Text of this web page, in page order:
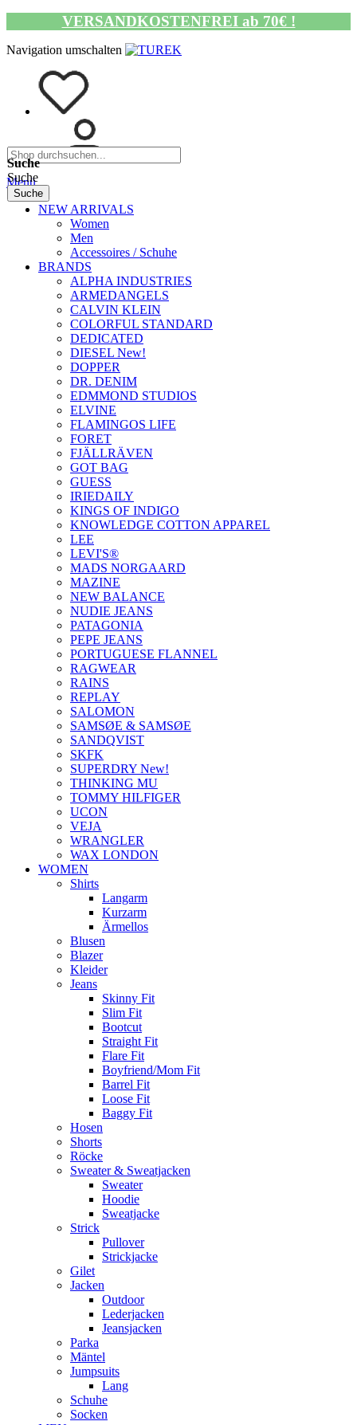
VERSANDKOSTENFREI ab 70€ !
Navigation umschalten
Suche
Suche
Suche
Menü
NEW ARRIVALS
Women
Men
Accessoires / Schuhe
BRANDS
ALPHA INDUSTRIES
ARMEDANGELS
CALVIN KLEIN
COLORFUL STANDARD
DEDICATED
DIESEL New!
DOPPER
DR. DENIM
EDMMOND STUDIOS
ELVINE
FLAMINGOS LIFE
FORET
FJÄLLRÄVEN
GOT BAG
GUESS
IRIEDAILY
KINGS OF INDIGO
KNOWLEDGE COTTON APPAREL
LEE
LEVI'S®
MADS NORGAARD
MAZINE
NEW BALANCE
NUDIE JEANS
PATAGONIA
PEPE JEANS
PORTUGUESE FLANNEL
RAGWEAR
RAINS
REPLAY
SALOMON
SAMSØE & SAMSØE
SANDQVIST
SKFK
SUPERDRY New!
THINKING MU
TOMMY HILFIGER
UCON
VEJA
WRANGLER
WAX LONDON
WOMEN
Shirts
Langarm
Kurzarm
Ärmellos
Blusen
Blazer
Kleider
Jeans
Skinny Fit
Slim Fit
Bootcut
Straight Fit
Flare Fit
Boyfriend/Mom Fit
Barrel Fit
Loose Fit
Baggy Fit
Hosen
Shorts
Röcke
Sweater & Sweatjacken
Sweater
Hoodie
Sweatjacke
Strick
Pullover
Strickjacke
Gilet
Jacken
Outdoor
Lederjacken
Jeansjacken
Parka
Mäntel
Jumpsuits
Lang
Schuhe
Socken